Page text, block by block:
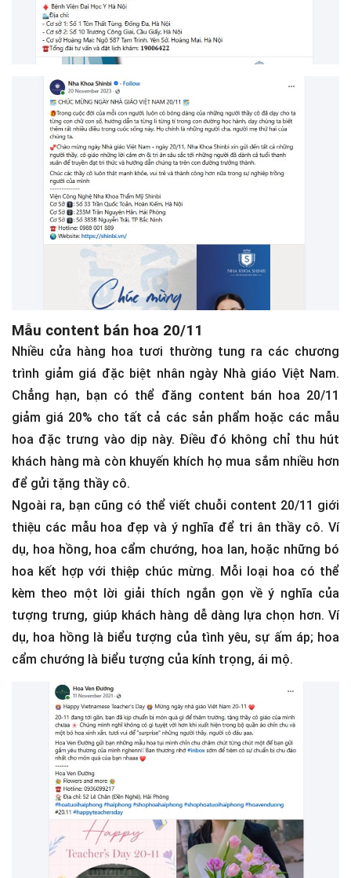
Mẫu content bán hoa 20/11
Nhiều cửa hàng hoa tươi thường tung ra các chương
trình giảm giá đặc biệt nhân ngày Nhà giáo Việt Nam.
Chẳng hạn, bạn có thể đăng content bán hoa 20/11
giảm giá 20% cho tất cả các sản phẩm hoặc các mẫu
hoa đặc trưng vào dịp này. Điều đó không chỉ thu hút
khách hàng mà còn khuyến khích họ mua sắm nhiều hơn
để gửi tặng thầy cô.
Ngoài ra, bạn cũng có thể viết chuỗi content 20/11 giới
thiệu các mẫu hoa đẹp và ý nghĩa để tri ân thầy cô. Ví
dụ, hoa hồng, hoa cẩm chướng, hoa lan, hoặc những bó
hoa kết hợp với thiệp chúc mừng. Mỗi loại hoa có thể
kèm theo một lời giải thích ngắn gọn về ý nghĩa của
tượng trưng, giúp khách hàng dễ dàng lựa chọn hơn. Ví
dụ, hoa hồng là biểu tượng của tình yêu, sự ấm áp; hoa
cẩm chướng là biểu tượng của kính trọng, ái mộ.